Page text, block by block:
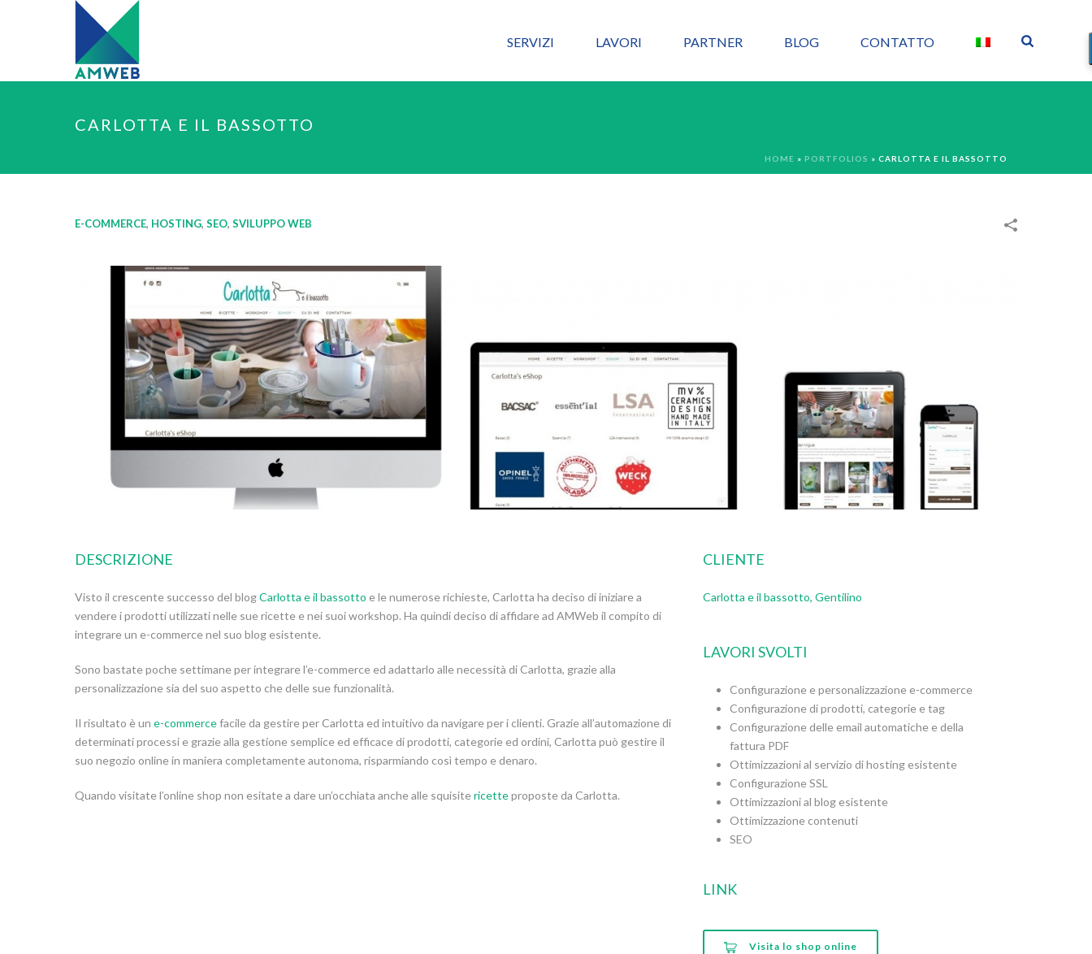
SERVIZI LAVORI PARTNER BLOG CONTATTO
CARLOTTA E IL BASSOTTO
HOME » PORTFOLIOS » CARLOTTA E IL BASSOTTO
E-COMMERCE, HOSTING, SEO, SVILUPPO WEB
DESCRIZIONE
Visto il crescente successo del blogCarlotta e il bassotto e le numerose richieste, Carlotta ha deciso di iniziare a
vendere i prodotti utilizzati nelle sue ricette e nei suoi workshop. Ha quindi deciso di affidare ad AMWeb il compito di
integrare un e-commerce nel suo blog esistente.
Sono bastate poche settimane per integrare l’e-commerce ed adattarlo alle necessità di Carlotta, grazie alla
personalizzazione sia del suo aspetto che delle sue funzionalità.
Il risultato è un e-commercefacile da gestire per Carlotta ed intuitivo da navigare per i clienti. Grazie all’automazione di
determinati processi e grazie alla gestione semplice ed efficace di prodotti, categorie ed ordini, Carlotta può gestire il
suo negozio online in maniera completamente autonoma, risparmiando così tempo e denaro.
Quando visitate l’online shop non esitate a dare un’occhiata anche alle squisitericetteproposte da Carlotta.
CLIENTE
Carlotta e il bassotto, Gentilino
LAVORI SVOLTI
Configurazione e personalizzazione e-commerce
Configurazione di prodotti, categorie e tag
Configurazione delle email automatiche e della
fattura PDF
Ottimizzazioni al servizio di hosting esistente
Configurazione SSL
Ottimizzazioni al blog esistente
Ottimizzazione contenuti
SEO
LINK
Visita lo shop online